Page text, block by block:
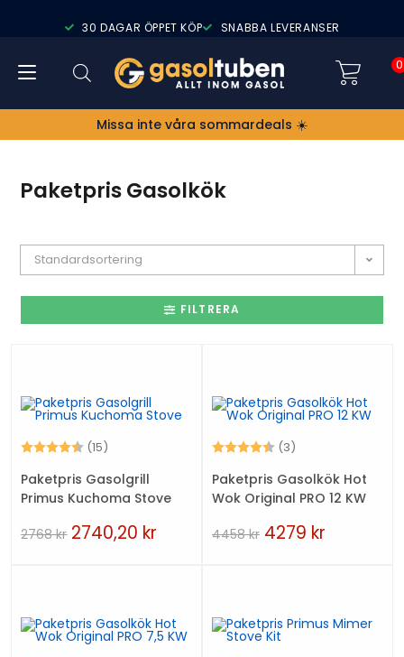
30 DAGAR ÖPPET KÖP SNABBA LEVERANSER
0
Missa inte våra sommardeals ☀️
Paketpris Gasolkök
Standardsortering
FILTRERA
Betyg: (15)
4.7 utav 5 stjärnor
Paketpris Gasolgrill
Primus Kuchoma Stove
2768kr 2740,20 kr
Betyg: (3)
Paketpris Gasolkök Hot
Wok Original PRO 12 KW
4458kr 4279 kr